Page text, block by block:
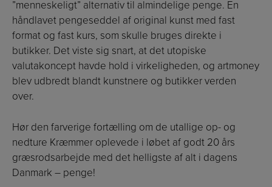
”menneskeligt” alternativ til almindelige penge. En
håndlavet pengeseddel af original kunst med fast
format og fast kurs, som skulle bruges direkte i
butikker. Det viste sig snart, at det utopiske
valutakoncept havde hold i virkeligheden, og artmoney
blev udbredt blandt kunstnere og butikker verden
over.
Hør den farverige fortælling om de utallige op- og
nedture Kræmmer oplevede i løbet af godt 20 års
græsrodsarbejde med det helligste af alt i dagens
Danmark – penge!